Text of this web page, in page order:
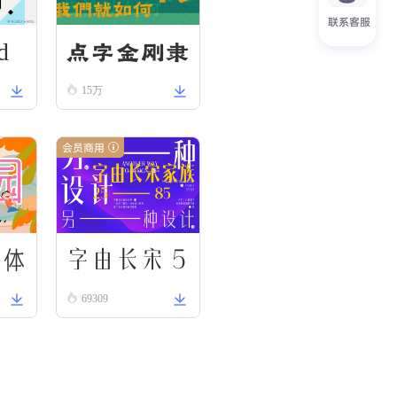
联系客服
点字金刚隶
15万
会员商用
字由长宋 5
569309